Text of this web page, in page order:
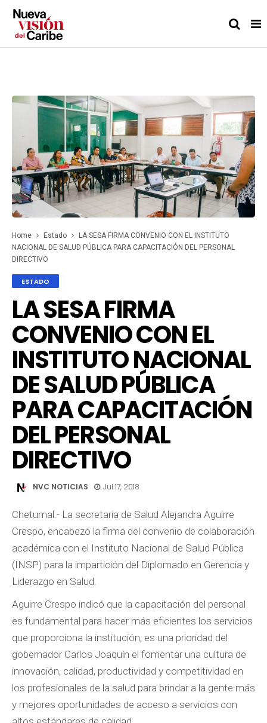
Home Estado
LA SESA FIRMA CONVENIO CON EL INSTITUTO
NACIONAL DE SALUD PÚBLICA PARA CAPACITACIÓN DEL PERSONAL
DIRECTIVO
ESTADO
LA SESA FIRMA
CONVENIO CON EL
INSTITUTO NACIONAL
DE SALUD PÚBLICA
PARA CAPACITACIÓN
DEL PERSONAL
DIRECTIVO
NVC NOTICIAS Jul 17, 2018
Chetumal.- La secretaria de Salud Alejandra Aguirre
Crespo, encabezó la firma del convenio de colaboración
académica con el Instituto Nacional de Salud Pública
(INSP) para la impartición del Diplomado en Gerencia y
Liderazgo en Salud.
Aguirre Crespo indicó que la capacitación del personal
es fundamental para hacer más eficientes los servicios
que proporciona la institución, es una prioridad del
gobernador Carlos Joaquín el fomentar una cultura de
innovación, calidad, productividad y competitividad en
los profesionales de la salud para brindar a la gente más
y mejores oportunidades de acceso a servicios con